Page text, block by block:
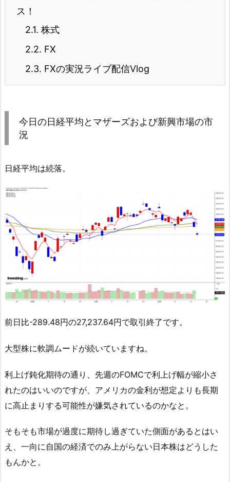
ス！
2.1. 株式
2.2. FX
2.3. FXの実況ライブ配信Vlog
今日の日経平均とマザーズおよび新興市場の市
況
日経平均は続落。
前日比-289.48円の27,237.64円で取引終了です。
大型株に軟調ムードが続いていますね。
利上げ鈍化期待の通り、先週のFOMCで利上げ幅が縮小さ
れたのはいいのですが、アメリカの金利が想定よりも長期
に高止まりする可能性が嫌気されているのかなと。
そもそも市場が過度に期待し過ぎていた側面があるとはい
え、一向に自国の経済でのみ上がらない日本株はどうした
もんかと。